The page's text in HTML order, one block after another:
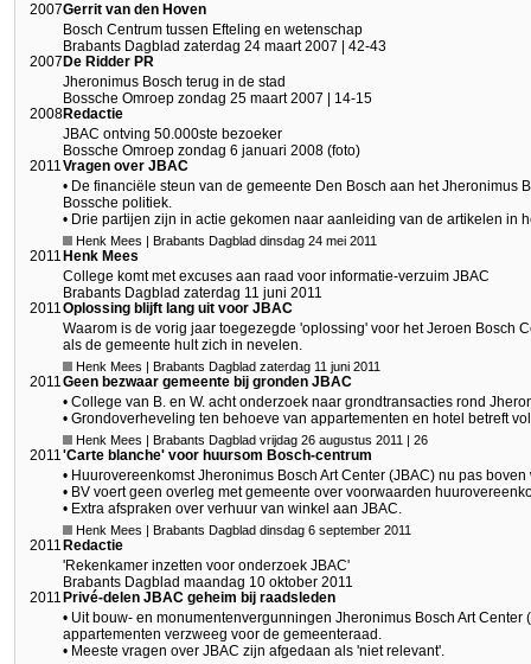
2007Gerrit van den Hoven
Bosch Centrum tussen Efteling en wetenschap
Brabants Dagblad zaterdag 24 maart 2007 | 42-43
2007 De Ridder PR
Jheronimus Bosch terug in de stad
Bossche Omroep zondag 25 maart 2007 | 14-15
2008Redactie
JBAC ontving 50.000ste bezoeker
Bossche Omroep zondag 6 januari 2008 (foto)
2011Vragen over JBAC
• De financiële steun van de gemeente Den Bosch aan het Jheronimus
Bossche politiek.
• Drie partijen zijn in actie gekomen naar aanleiding van de artikelen in
Henk Mees | Brabants Dagblad dinsdag 24 mei 2011
2011 Henk Mees
College komt met excuses aan raad voor informatie-verzuim JBAC
Brabants Dagblad zaterdag 11 juni 2011
2011Oplossing blijft lang uit voor JBAC
Waarom is de vorig jaar toegezegde 'oplossing' voor het Jeroen Bosch
als de gemeente hult zich in nevelen.
Henk Mees | Brabants Dagblad zaterdag 11 juni 2011
2011Geen bezwaar gemeente bij gronden JBAC
• College van B. en W. acht onderzoek naar grondtransacties rond
• Grondoverheveling ten behoeve van appartementen en hotel betreft
Henk Mees | Brabants Dagblad vrijdag 26 augustus 2011 | 26
2011'Carte blanche' voor huursom Bosch-centrum
• Huurovereenkomst Jheronimus Bosch Art Center (JBAC) nu pas boven
• BV voert geen overleg met gemeente over voorwaarden
• Extra afspraken over verhuur van winkel aan JBAC.
Henk Mees | Brabants Dagblad dinsdag 6 september 2011
2011 Redactie
'Rekenkamer inzetten voor onderzoek JBAC'
Brabants Dagblad maandag 10 oktober 2011
2011 Privé-delen JBAC geheim bij raadsleden
• Uit bouw- en monumentenvergunningen Jheronimus Bosch Art
appartementen verzweeg voor de gemeenteraad.
• Meeste vragen over JBAC zijn afgedaan als 'niet relevant'.